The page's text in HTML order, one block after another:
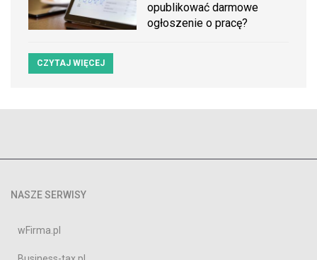
opublikować darmowe
ogłoszenie o pracę?
CZYTAJ WIĘCEJ
NASZE SERWISY
wFirma.pl